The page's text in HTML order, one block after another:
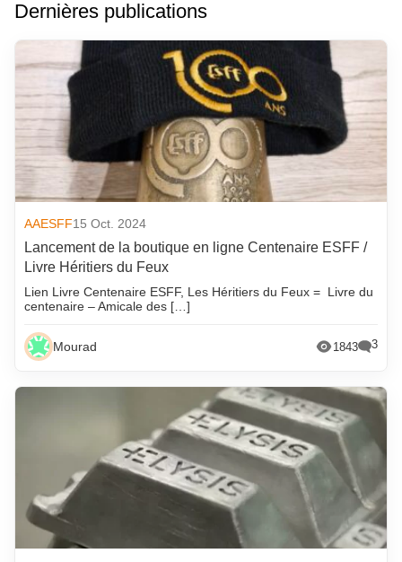
Dernières publications
AAESFF15 Oct. 2024
Lancement de la boutique en ligne Centenaire ESFF /
Livre Héritiers du Feux
Lien Livre Centenaire ESFF, Les Héritiers du Feux = Livre du
centenaire – Amicale des […]
Mourad 1843 3